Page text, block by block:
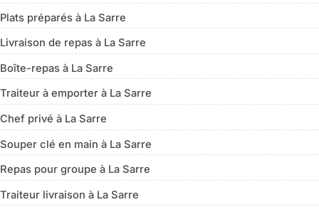
Plats préparés à La Sarre
Livraison de repas à La Sarre
Boîte-repas à La Sarre
Traiteur à emporter à La Sarre
Chef privé à La Sarre
Souper clé en main à La Sarre
Repas pour groupe à La Sarre
Traiteur livraison à La Sarre